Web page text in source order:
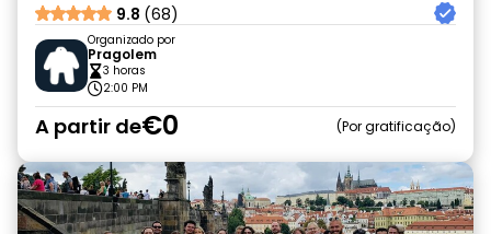
9.8 (68)
Organizado por
Pragolem
3 horas
2:00 PM
A partir de€0 Por gratificação